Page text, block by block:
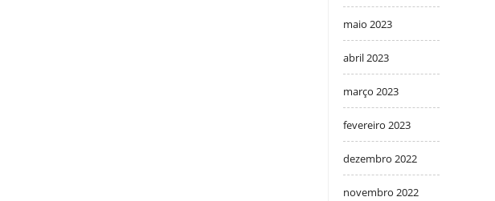
maio 2023
abril 2023
março 2023
fevereiro 2023
dezembro 2022
novembro 2022